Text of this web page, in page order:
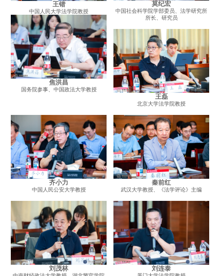
王锴
中国人民大学法学院教授
焦洪昌
国务院参事、中国政法大学教授
莫纪宏
中国社会科学院学部委员、法学研究所
所长、研究员
王磊
北京大学法学院教授
齐小力
中国人民公安大学教授
秦前红
武汉大学教授、《法学评论》主编
刘茂林 刘连泰